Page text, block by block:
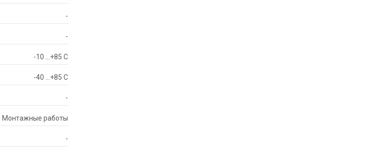
-
-
-10 ...+85 С
-40 ...+85 С
-
Монтажные работы
-